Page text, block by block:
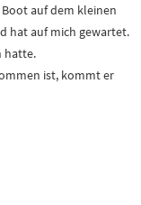
auf dem kleinen
hat auf mich gewartet.
hatte.
ist, kommt er